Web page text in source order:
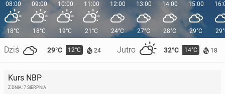
08:00
18°C
Dziś 29°C 12°C 24 Jutro 32°C 14°C 18
09:00
18°C
10:00
19°C
11:00
21°C
12:00
24°C
13:00
27°C
14:00
28°C
15:00
29°C
Kurs NBP
Z DNIA: 7 SIERPNIA